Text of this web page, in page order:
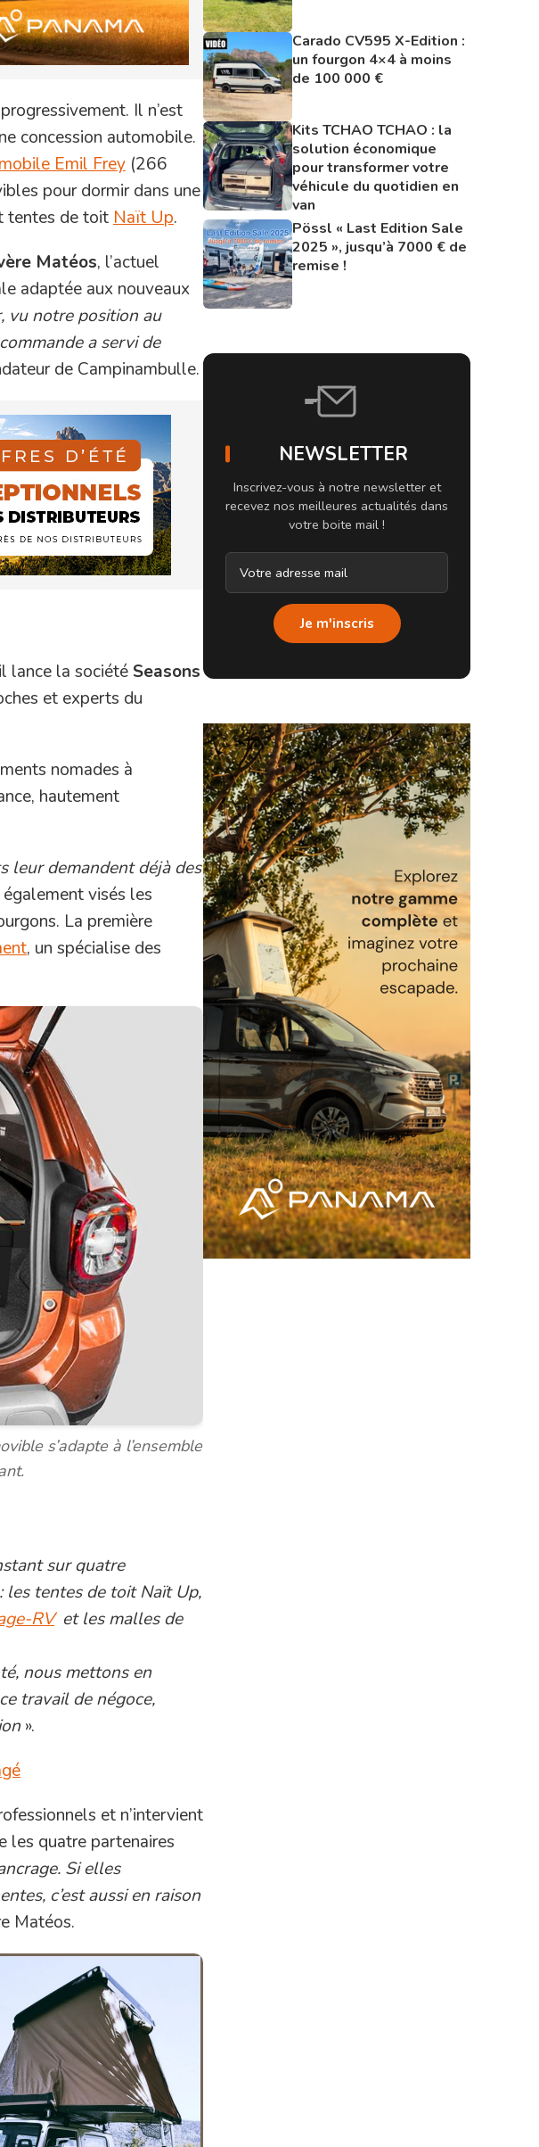
Il n’est
concession automobile.
Emil Frey (266
pour dormir dans une
tentes de toit Naït Up.
Matéos, l’actuel
adaptée aux nouveaux
vu notre position au
a servi de
de Campinambulle.
lance la société Seasons
et experts du
nomades à
hautement
leur demandent déjà des
visés les
La première
, un spécialise des
s’adapte à l’ensemble
sur quatre
les tentes de toit Naït Up,
RV et les malles de
nous mettons en
travail de négoce,
».
et n’intervient
les quatre partenaires
Si elles
c’est aussi en raison
Matéos.
Carado CV595 X-Edition :
un fourgon 4×4 à moins
de 100 000 €
Kits TCHAO TCHAO : la
solution économique
pour transformer votre
véhicule du quotidien en
van
Pössl « Last Edition Sale
2025 », jusqu’à 7000 € de
remise !
NEWSLETTER
Inscrivez-vous à notre newsletter et
recevez nos meilleures actualités dans
votre boite mail !
Je m'inscris